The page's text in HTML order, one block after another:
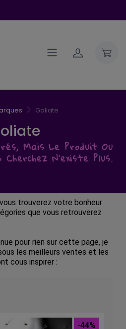
Goliate
Mais Le Produit Ou
Cherchez N'existe Plus.
trouverez votre bonheur
que vous retrouverez
pour rien sur cette page, je
les meilleurs ventes et les
cous inspirer :
-44%